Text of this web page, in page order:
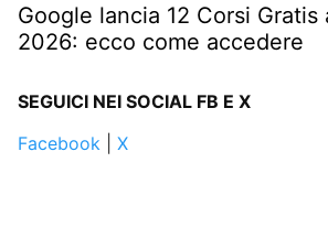
Google lancia 12 Corsi Gratis
2026: ecco come accedere
SEGUICI NEI SOCIAL FB E X
Facebook
X